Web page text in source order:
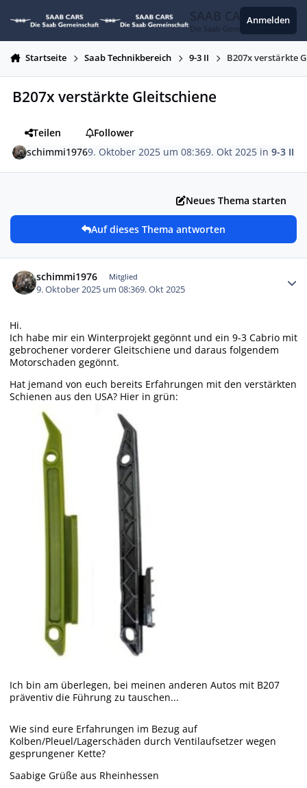
SAAB CARS
Die Saab Gemeinschaft
Anmelden
Startseite Saab Technikbereich 9-3 II B207x verstärkte
B207x verstärkte Gleitschiene
Teilen
Follower
schimmi19769. Oktober 2025 um 08:369. Okt 2025 in9-3 II
Neues Thema starten
Auf dieses Thema antworten
schimmi1976 Mitglied
9. Oktober 2025 um 08:369. Okt 2025
Hi.
Ich habe mir ein Winterprojekt gegönnt und ein 9-3 Cabrio mit
gebrochener vorderer Gleitschiene und daraus folgendem
Motorschaden gegönnt.
Hat jemand von euch bereits Erfahrungen mit den verstärkten
Schienen aus den USA? Hier in grün:
Ich bin am überlegen, bei meinen anderen Autos mit B207
präventiv die Führung zu tauschen...
Wie sind eure Erfahrungen im Bezug auf
Kolben/Pleuel/Lagerschäden durch Ventilaufsetzer wegen
gesprungener Kette?
Saabige Grüße aus Rheinhessen